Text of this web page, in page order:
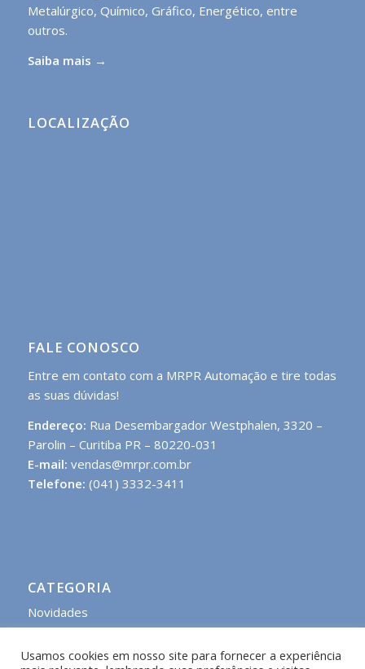
Metalúrgico, Químico, Gráfico, Energético, entre
outros.
Saiba mais →
LOCALIZAÇÃO
FALE CONOSCO
Entre em contato com a MRPR Automação e tire todas
as suas dúvidas!
Endereço: Rua Desembargador Westphalen, 3320 –
Parolin – Curitiba PR – 80220-031
E-mail: vendas@mrpr.com.br
Telefone: (041) 3332-3411
CATEGORIA
Novidades
Usamos cookies em nosso site para fornecer a experiência